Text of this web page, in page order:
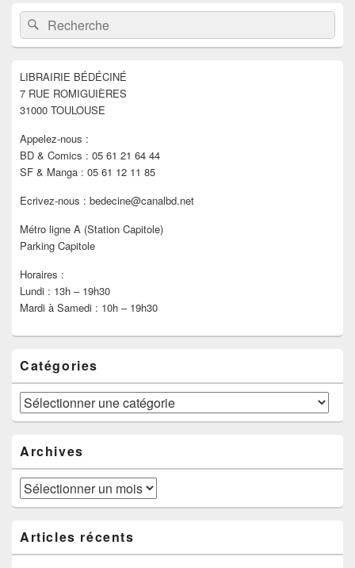
Zone
principale
de
widget
barre
latérale
Recherche :Rechercher
LIBRAIRIE BÉDÉCINÉ
7 RUE ROMIGUIÈRES
31000 TOULOUSE
Appelez-nous :
BD & Comics : 05 61 21 64 44
SF & Manga : 05 61 12 11 85
Ecrivez-nous : bedecine@canalbd.net
Métro ligne A (Station Capitole)
Parking Capitole
Horaires :
Lundi : 13h – 19h30
Mardi à Samedi : 10h – 19h30
Catégories
Catégories
Archives
Archives
Articles récents